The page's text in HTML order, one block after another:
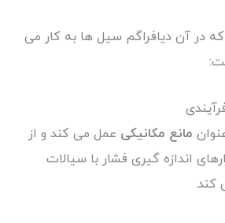
که در آن دیافراگم سیل ها به کار می
مانع مکانیکی عمل می کند و از
اندازه گیری فشار با سیالات
کند.